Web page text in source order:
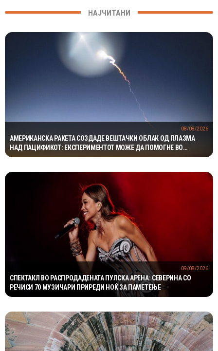
НАЈЧИТАНИ
АМЕРИКАНСКА РАКЕТА СОЗДАДЕ ВЕШТАЧКИ ОБЛАК ОД ПЛАЗМА
НАД ПАЦИФИКОТ: ЕКСПЕРИМЕНТОТ МОЖЕ ДА ПОМОГНЕ ВО
ЗАШТИТАТА НА САТЕЛИТИТЕ
08/08/2026
СПЕКТАКЛ ВО РАСПРОДАДЕНАТА ПУЛСКА АРЕНА: СЕВЕРИНА СО
РЕЧИСИ 70 МУЗИЧАРИ ПРИРЕДИ НОЌ ЗА ПАМЕТЕЊЕ
09/08/2026